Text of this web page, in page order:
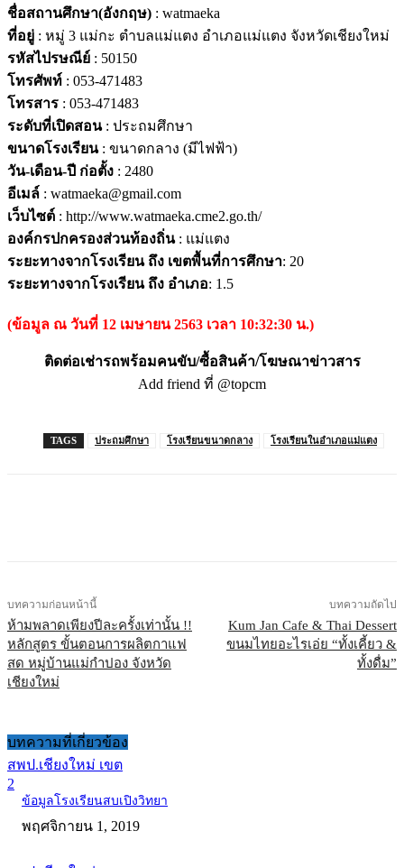
ชื่อสถานศึกษา(อังกฤษ) : watmaeka
ที่อยู่ : หมู่ 3 แม่กะ ตำบลแม่แตง อำเภอแม่แตง จังหวัดเชียงใหม่
รหัสไปรษณีย์ : 50150
โทรศัพท์ : 053-471483
โทรสาร : 053-471483
ระดับที่เปิดสอน: ประถมศึกษา
ขนาดโรงเรียน: ขนาดกลาง (มีไฟฟ้า)
วัน-เดือน-ปี ก่อตั้ง : 2480
อีเมล์ : watmaeka@gmail.com
เว็บไซต์ : http://www.watmaeka.cme2.go.th/
องค์กรปกครองส่วนท้องถิ่น: แม่แตง
ระยะทางจากโรงเรียน ถึง เขตพื้นที่การศึกษา: 20
ระยะทางจากโรงเรียน ถึง อำเภอ: 1.5
(ข้อมูล ณ วันที่ 12 เมษายน 2563 เวลา 10:32:30 น.)
ติดต่อเช่ารถพร้อมคนขับ/ซื้อสินค้า/โฆษณาข่าวสาร
Add friend ที่ @topcm
TAGS ประถมศึกษา โรงเรียนขนาดกลาง โรงเรียนในอำเภอแม่แตง
บทความก่อนหน้านี้
ห้ามพลาดเพียงปีละครั้งเท่านั้น !!
หลักสูตร ขั้นตอนการผลิตกาแฟ
สด หมู่บ้านแม่กำปอง จังหวัด
เชียงใหม่
บทความถัดไป
Kum Jan Cafe & Thai Dessert
ขนมไทยอะไรเอ่ย “ทั้งเคี้ยว &
ทั้งดื่ม”
บทความที่เกี่ยวข้อง
สพป.เชียงใหม่ เขต
2
ข้อมูลโรงเรียนสบเปิงวิทยา
พฤศจิกายน 1, 2019